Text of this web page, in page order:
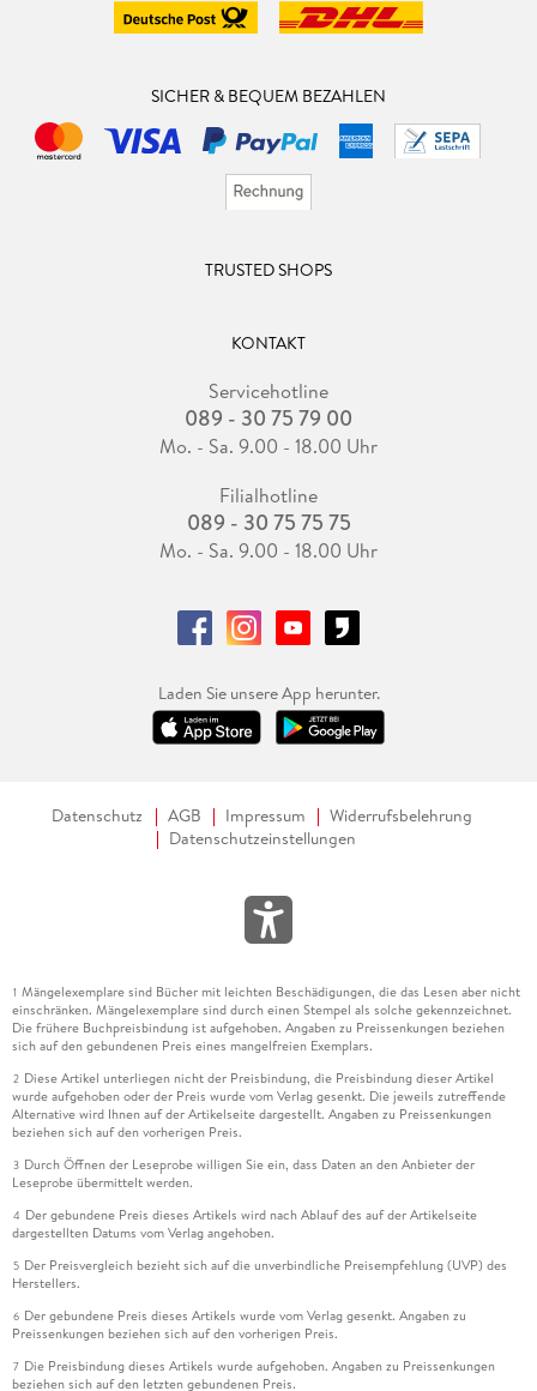
SICHER & BEQUEM BEZAHLEN
TRUSTED SHOPS
KONTAKT
Servicehotline
089 - 30 75 79 00
Mo. - Sa. 9.00 - 18.00 Uhr
Filialhotline
089 - 30 75 75 75
Mo. - Sa. 9.00 - 18.00 Uhr
Laden Sie unsere App herunter.
Datenschutz AGB Impressum
Widerrufsbelehrung
Datenschutzeinstellungen
1 Mängelexemplare sind Bücher mit leichten Beschädigungen, die das Lesen aber nicht
einschränken. Mängelexemplare sind durch einen Stempel als solche gekennzeichnet.
Die frühere Buchpreisbindung ist aufgehoben. Angaben zu Preissenkungen beziehen
sich auf den gebundenen Preis eines mangelfreien Exemplars.
2 Diese Artikel unterliegen nicht der Preisbindung, die Preisbindung dieser Artikel
wurde aufgehoben oder der Preis wurde vom Verlag gesenkt. Die jeweils zutreffende
Alternative wird Ihnen auf der Artikelseite dargestellt. Angaben zu Preissenkungen
beziehen sich auf den vorherigen Preis.
3 Durch Öffnen der Leseprobe willigen Sie ein, dass Daten an den Anbieter der
Leseprobe übermittelt werden.
4 Der gebundene Preis dieses Artikels wird nach Ablauf des auf der Artikelseite
dargestellten Datums vom Verlag angehoben.
5 Der Preisvergleich bezieht sich auf die unverbindliche Preisempfehlung (UVP) des
Herstellers.
6 Der gebundene Preis dieses Artikels wurde vom Verlag gesenkt. Angaben zu
Preissenkungen beziehen sich auf den vorherigen Preis.
7 Die Preisbindung dieses Artikels wurde aufgehoben. Angaben zu Preissenkungen
beziehen sich auf den letzten gebundenen Preis.